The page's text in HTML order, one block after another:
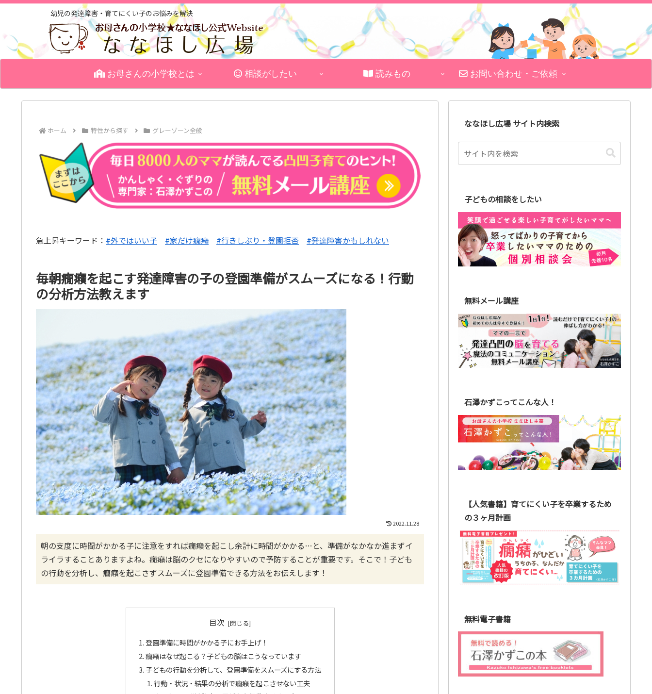
幼児の発達障害・育てにくい子のお悩みを解決
お母さんの小学校とは 相談がしたい 読みもの お問い合わせ・ご依頼
ホーム 特性から探す グレーゾーン全般
急上昇キーワード： #外ではいい子 #家だけ癇癪 #行きしぶり・登園拒否 #発達障害かもしれない
毎朝癇癪を起こす発達障害の子の登園準備がスムーズになる！行動
の分析方法教えます
2022.11.28
朝の支度に時間がかかる子に注意をすれば癇癪を起こし余計に時間がかかる…と、準備がなかなか進まずイ
ライラすることありますよね。癇癪は脳のクセになりやすいので予防することが重要です。そこで！子ども
の行動を分析し、癇癪を起こさずスムーズに登園準備できる方法をお伝えします！
目次
登園準備に時間がかかる子にお手上げ！
癇癪はなぜ起こる？子どもの脳はこうなっています
子どもの行動を分析して、登園準備をスムーズにする方法
行動・状況・結果の分析で癇癪を起こさせない工夫
ななほし広場 サイト内検索
子どもの相談をしたい
無料メール講座
石澤かずこってこんな人！
【人気書籍】育てにくい子を卒業するため
の３ヶ月計画
無料電子書籍